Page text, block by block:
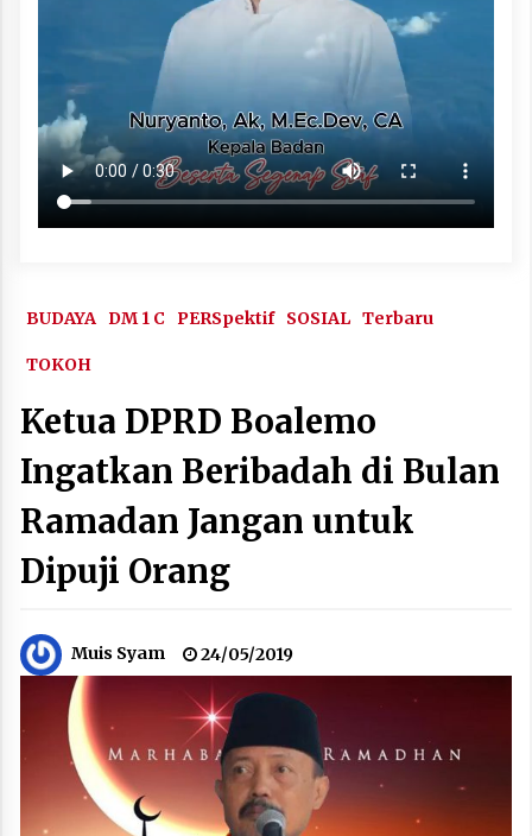
BUDAYA DM 1 C PERSpektif SOSIAL Terbaru
TOKOH
Ketua DPRD Boalemo
Ingatkan Beribadah di Bulan
Ramadan Jangan untuk
Dipuji Orang
Muis Syam 24/05/2019